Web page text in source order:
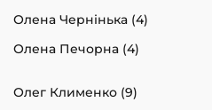
Олена Чернінька (4)
Олена Печорна (4)
Олег Клименко (9)